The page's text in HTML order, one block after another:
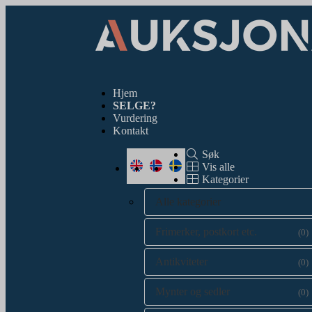
Hjem
SELGE?
Vurdering
Kontakt
Søk
Vis alle
Kategorier
Alle kategorier
Frimerker, postkort etc. (0)
Antikviteter (0)
Mynter og sedler (0)